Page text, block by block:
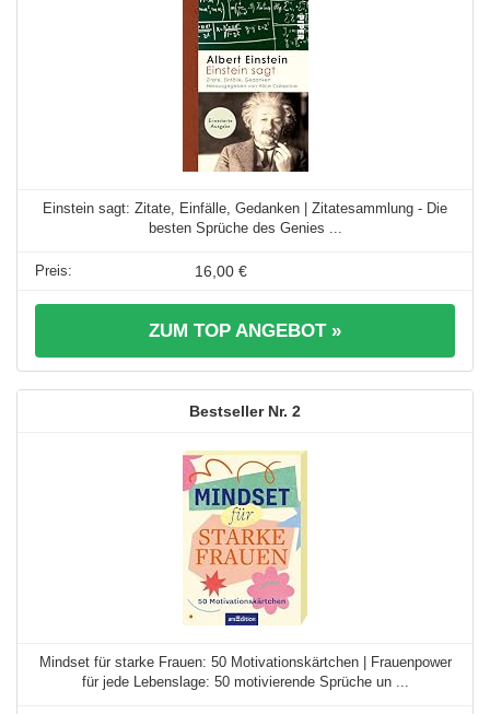
Einstein sagt: Zitate, Einfälle, Gedanken | Zitatesammlung - Die
besten Sprüche des Genies ...
16,00 €
ZUM TOP ANGEBOT »
2
Mindset für starke Frauen: 50 Motivationskärtchen | Frauenpower
für jede Lebenslage: 50 motivierende Sprüche un ...